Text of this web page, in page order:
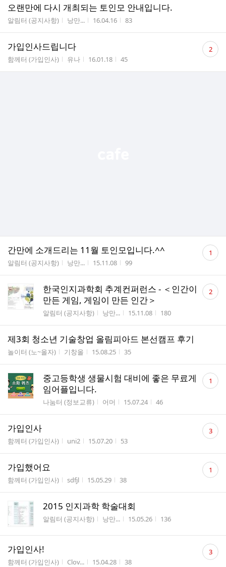
오랜만에 다시 개최되는 토인모 안내입니다.
게시판명
알림터 (공지사항) 작성자
낭만... 작성시간
16.04.16 조회수
83
가입인사드립니다
게시판명
함께터 (가입인사) 작성자
유나 작성시간
16.01.18 조회수
45
댓
글 2
간만에 소개드리는 11월 토인모입니다.^^
게시판명
알림터 (공지사항) 작성자
낭만... 작성시간
15.11.08 조회수
99
댓
글 1
한국인지과학회 추계컨퍼런스 - ＜인간이
만든 게임, 게임이 만든 인간＞
게시판명
알림터 (공지사항) 작성자
낭만... 작성시간
15.11.08 조회수
180
댓
글 2
제3회 청소년 기술창업 올림피아드 본선캠프 후기
게시판명
놀이터 (노~올자) 작성자
기창올 작성시간
15.08.25 조회수
35
중고등학생 생물시험 대비에 좋은 무료게
임어플입니다.
게시판명
나눔터 (정보교류) 작성자
어머 작성시간
15.07.24 조회수
46
댓
글 1
가입인사
게시판명
함께터 (가입인사) 작성자
uni2 작성시간
15.07.20 조회수
53
댓
글 3
가입했어요
게시판명
함께터 (가입인사) 작성자
sdfjl 작성시간
15.05.29 조회수
38
댓
글 1
2015 인지과학 학술대회
게시판명
알림터 (공지사항) 작성자
낭만... 작성시간
15.05.26 조회수
136
가입인사!
게시판명
함께터 (가입인사) 작성자
Clov... 작성시간
15.04.28 조회수
38
댓
글 3